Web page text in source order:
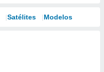
Satélites Modelos